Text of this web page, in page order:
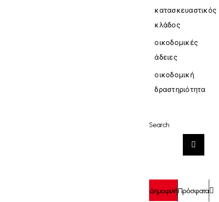
κατασκευαστικός
κλάδος
οικοδομικές
άδειες
οικοδομική
δραστηριότητα
Search
Αναζήτηση
ΔημοφιλήΠρόσφατα